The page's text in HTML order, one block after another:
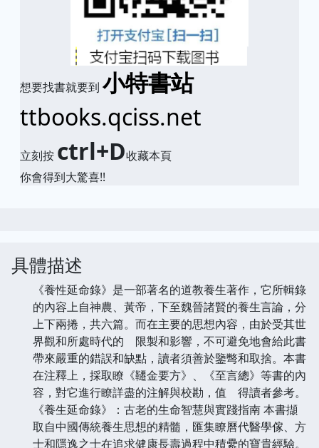
想要找書就要到 小特書站
ttbooks.qciss.net
立刻按 ctrl+D收藏本頁
你會得到大驚喜!!
具體描述
《養性延命錄》是一部著名的道教養生著作，它所輯錄
的內容上自神農、黃帝，下至魏晉諸賢的養生言論，分
上下兩捲，共六篇。而在主要的思想內容，由於受其世
界觀和所處時代的 限製和影響，不可避免地會給此書
帶來嚴重的錯誤和缺點，讀者須善於鑒彆和取捨。本書
在注釋上，採取瞭《韆金要方》、《至言總》等書的內
容，對它進行瞭詳盡的注解與校勘，值 得讀者參考。
《養生延命錄》：古老的生命智慧與實踐指南 本書擷
取自中國傳統養生思想的精髓，匯集瞭曆代醫學傢、方
士和隱逸之士在追求健康長壽過程中積纍的寶貴經驗。